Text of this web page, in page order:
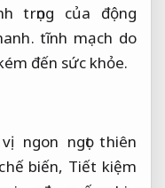
trọng của động
tĩnh mạch do
đến sức khỏe.
ngon ngọt thiên
biến, Tiết kiệm